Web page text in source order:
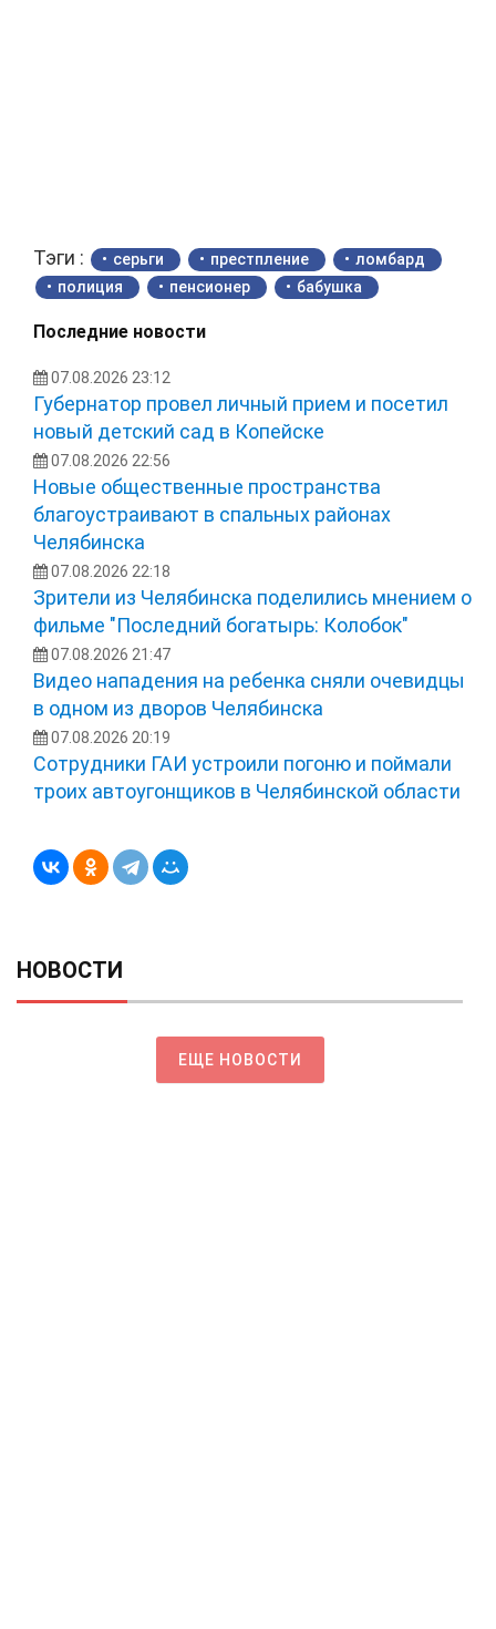
Тэги : серьги престпление
ломбард
полиция
пенсионер бабушка
Последние новости
07.08.2026 23:12
Губернатор провел личный прием и посетил
новый детский сад в Копейске
07.08.2026 22:56
Новые общественные пространства
благоустраивают в спальных районах
Челябинска
07.08.2026 22:18
Зрители из Челябинска поделились мнением о
фильме "Последний богатырь: Колобок"
07.08.2026 21:47
Видео нападения на ребенка сняли очевидцы
в одном из дворов Челябинска
07.08.2026 20:19
Сотрудники ГАИ устроили погоню и поймали
троих автоугонщиков в Челябинской области
НОВОСТИ
ЕЩЕ НОВОСТИ